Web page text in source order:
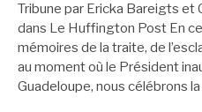
Tribune par Ericka Bareigts et
dans Le Huffington Post En
mémoires de la traite, de
au moment où le Président
Guadeloupe, nous célébrons